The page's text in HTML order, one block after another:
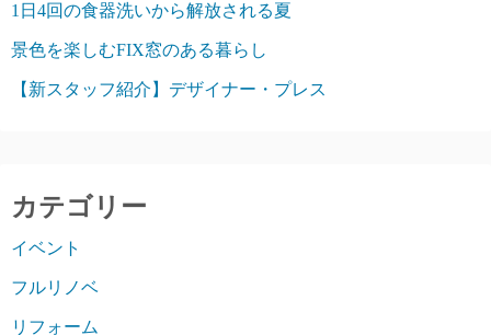
1日4回の食器洗いから解放される夏
景色を楽しむFIX窓のある暮らし
【新スタッフ紹介】デザイナー・プレス
カテゴリー
イベント
フルリノベ
リフォーム